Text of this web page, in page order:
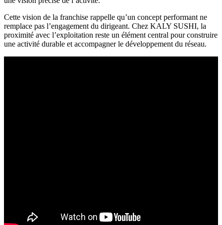
Cette vision de la franchise rappelle qu’un concept performant ne
remplace pas l’engagement du dirigeant. Chez KALY SUSHI, la
proximité avec l’exploitation reste un élément central pour construire
une activité durable et accompagner le développement du réseau.